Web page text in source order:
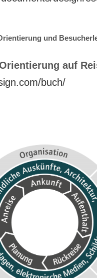
und
auf
buch/